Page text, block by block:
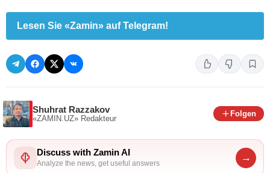
Lesen Sie «Zamin» auf Telegram!
Shuhrat Razzakov
«ZAMIN.UZ» Redakteur
Folgen
Discuss with Zamin AI
Analyze the news, get useful answers
→